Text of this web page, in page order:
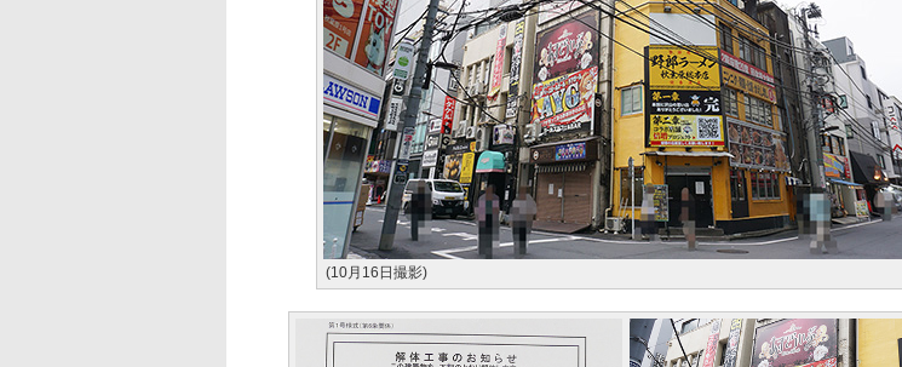
(10月16日撮影)